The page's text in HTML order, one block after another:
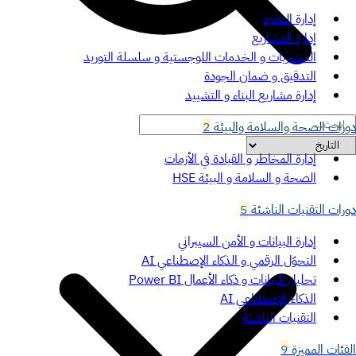
إدارة العقود
إدارة المشاريع
المشتريات و الخدمات اللوجستية و سلسلة التوريد
التدقيق و ضمان الجودة
إدارة مشاريع البناء و التشييد
دورات الصحة والسلامة والبيئة2
إدارة المخاطر و القيادة في الأزمات
الصحة و السلامة و البيئة HSE
دورات التقنيات الناشئة5
إدارة البيانات و الأمن السيبراني
التحوّل الرقمي و الذكاء الإصطناعي AI
تحليل البيانات و ذكاء الأعمال Power BI
الذكاء الإصطناعي AI
التقنيات الناشئة
الفئات المميزة9